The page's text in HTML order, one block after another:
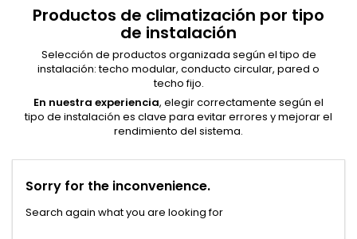
Productos de climatización por tipo
de instalación
Selección de productos organizada según el tipo de
instalación: techo modular, conducto circular, pared o
techo fijo.
En nuestra experiencia, elegir correctamente según el
tipo de instalación es clave para evitar errores y mejorar el
rendimiento del sistema.
Sorry for the inconvenience.
Search again what you are looking for